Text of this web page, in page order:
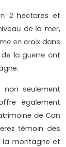
2 hectares et
de la mer,
en croix dans
la guerre ont
seulement
également
de Con
témoin des
la montagne et